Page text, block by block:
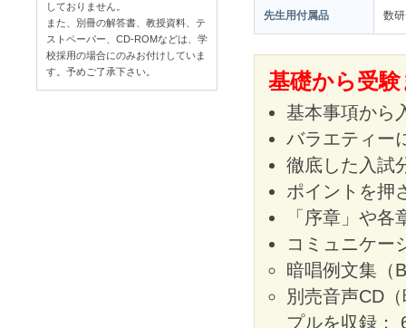
先生用付属品 数
基礎から受
基本事項から
バラエティー
徹底した入試
ポイントを押
「序章」や
コミュニケー
暗唱例文集（
別売音声CD
プルを収録；
しておりません。
また、別冊の解答書、教授資料、テ
ストペーパー、CD-ROMなどは、学
校採用の場合にのみお付けしていま
す。予めご了承下さい。